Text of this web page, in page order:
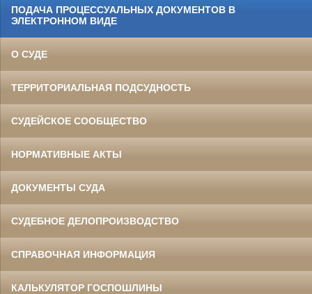
ПОДАЧА ПРОЦЕССУАЛЬНЫХ ДОКУМЕНТОВ В
ЭЛЕКТРОННОМ ВИДЕ
О СУДЕ
ТЕРРИТОРИАЛЬНАЯ ПОДСУДНОСТЬ
СУДЕЙСКОЕ СООБЩЕСТВО
НОРМАТИВНЫЕ АКТЫ
ДОКУМЕНТЫ СУДА
СУДЕБНОЕ ДЕЛОПРОИЗВОДСТВО
СПРАВОЧНАЯ ИНФОРМАЦИЯ
КАЛЬКУЛЯТОР ГОСПОШЛИНЫ